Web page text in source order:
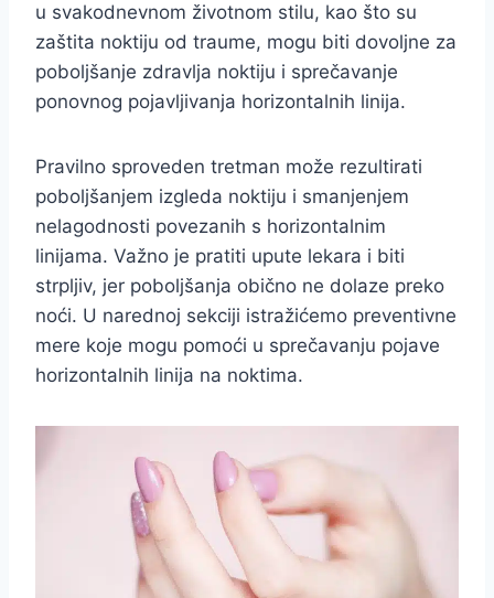
u svakodnevnom životnom stilu, kao što su
zaštita noktiju od traume, mogu biti dovoljne za
poboljšanje zdravlja noktiju i sprečavanje
ponovnog pojavljivanja horizontalnih linija.
Pravilno sproveden tretman može rezultirati
poboljšanjem izgleda noktiju i smanjenjem
nelagodnosti povezanih s horizontalnim
linijama. Važno je pratiti upute lekara i biti
strpljiv, jer poboljšanja obično ne dolaze preko
noći. U narednoj sekciji istražićemo preventivne
mere koje mogu pomoći u sprečavanju pojave
horizontalnih linija na noktima.